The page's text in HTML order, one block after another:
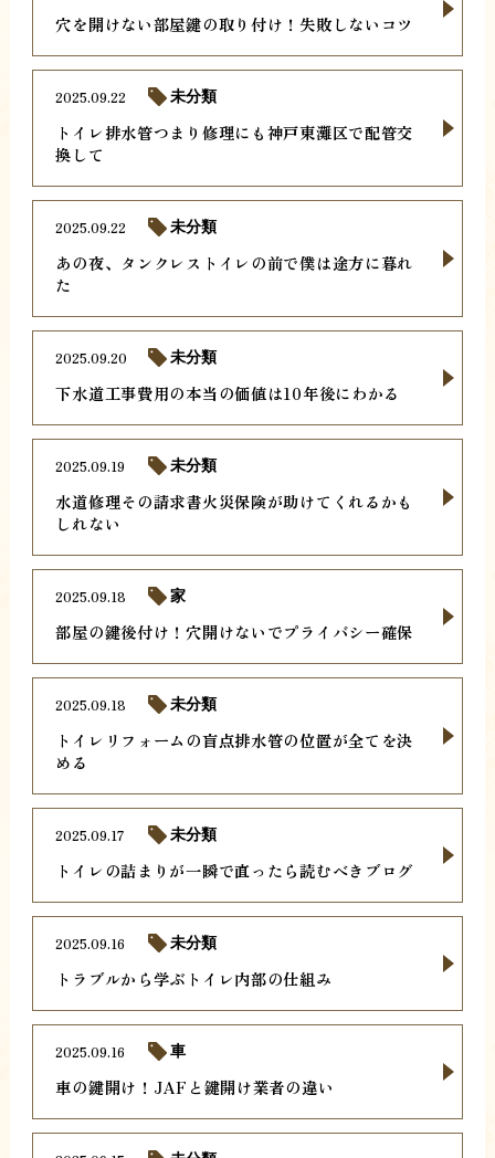
穴を開けない部屋鍵の取り付け！失敗しないコツ
トイレ排水管つまり修理にも神戸東灘区で配管交
換して
2025.09.22 未分類
あの夜、タンクレストイレの前で僕は途方に暮れ
た
2025.09.22 未分類
下水道工事費用の本当の価値は10年後にわかる
2025.09.20 未分類
水道修理その請求書火災保険が助けてくれるかも
しれない
2025.09.19 未分類
部屋の鍵後付け！穴開けないでプライバシー確保
2025.09.18 家
トイレリフォームの盲点排水管の位置が全てを決
める
2025.09.18 未分類
トイレの詰まりが一瞬で直ったら読むべきブログ
2025.09.17 未分類
トラブルから学ぶトイレ内部の仕組み
2025.09.16 未分類
車の鍵開け！JAFと鍵開け業者の違い
2025.09.16 車